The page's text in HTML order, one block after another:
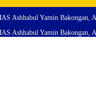
Ashhabul Yamin Bakongan,
Ashhabul Yamin Bakongan,